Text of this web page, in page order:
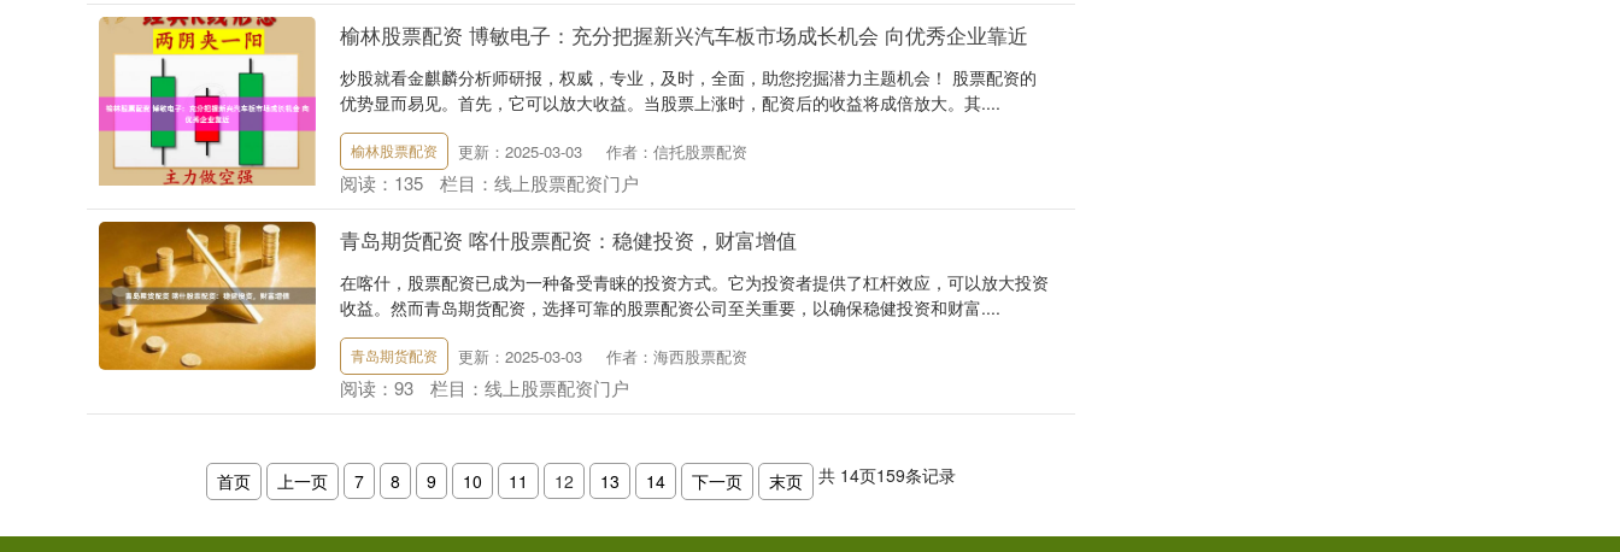
榆林股票配资 博敏电子：充分把握新兴汽车板市场成长机会 向优秀企业靠近
炒股就看金麒麟分析师研报，权威，专业，及时，全面，助您挖掘潜力主题机会！ 股票配资的
优势显而易见。首先，它可以放大收益。当股票上涨时，配资后的收益将成倍放大。其....
榆林股票配资 更新：2025-03-03 作者：信托股票配资
阅读： 135 栏目： 线上股票配资门户
青岛期货配资 喀什股票配资：稳健投资，财富增值
在喀什，股票配资已成为一种备受青睐的投资方式。它为投资者提供了杠杆效应，可以放大投资
收益。然而青岛期货配资，选择可靠的股票配资公司至关重要，以确保稳健投资和财富....
青岛期货配资 更新：2025-03-03 作者：海西股票配资
阅读： 93 栏目： 线上股票配资门户
首页 上一页 7 8 9 10 11 12 13 14 下一页 末页 共 14页159条记录